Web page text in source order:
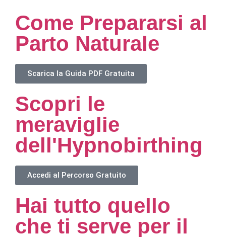
Come Prepararsi al
Parto Naturale
Scarica la Guida PDF Gratuita
Scopri le
meraviglie
dell'Hypnobirthing
Accedi al Percorso Gratuito
Hai tutto quello
che ti serve per il